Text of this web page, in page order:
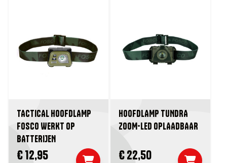
TACTICAL HOOFDLAMP
FOSCO WERKT OP
BATTERIJEN
€ 12,95
HOOFDLAMP TUNDRA
ZOOM-LED OPLAADBAAR
€ 22,50